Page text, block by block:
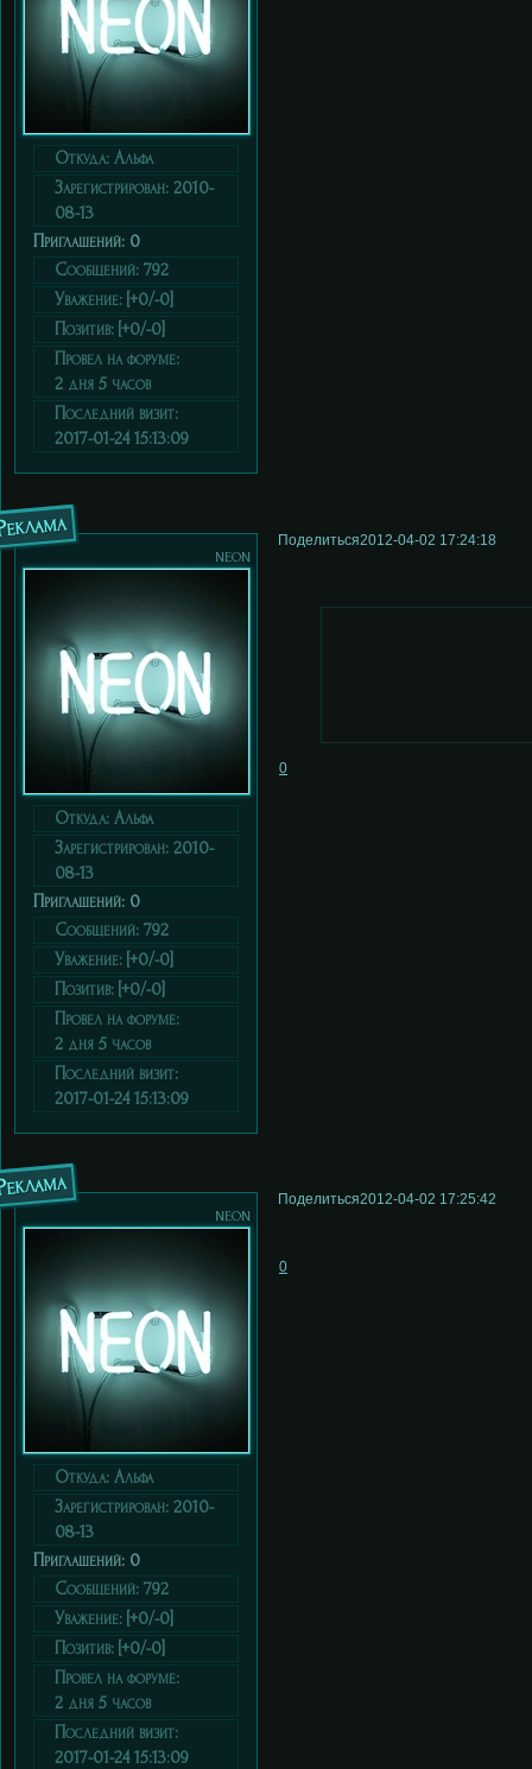
Откуда: Альфа
Зарегистрирован: 2010-
08-13
Приглашений: 0
Сообщений: 792
Уважение: [+0/-0]
Позитив: [+0/-0]
Провел на форуме:
2 дня 5 часов
Последний визит:
2017-01-24 15:13:09
Поделиться2012-04-02 17:24:18
neon
Откуда: Альфа
Зарегистрирован: 2010-
08-13
Приглашений: 0
Сообщений: 792
Уважение: [+0/-0]
Позитив: [+0/-0]
Провел на форуме:
2 дня 5 часов
Последний визит:
2017-01-24 15:13:09
0
Поделиться2012-04-02 17:25:42
neon
Откуда: Альфа
Зарегистрирован: 2010-
08-13
Приглашений: 0
Сообщений: 792
Уважение: [+0/-0]
Позитив: [+0/-0]
Провел на форуме:
2 дня 5 часов
Последний визит:
2017-01-24 15:13:09
0